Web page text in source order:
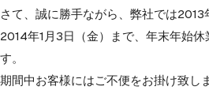
さて、誠に勝手ながら、弊社では2013
2014年1月3日（金）まで、年末年始休
す。
期間中お客様にはご不便をお掛け致し